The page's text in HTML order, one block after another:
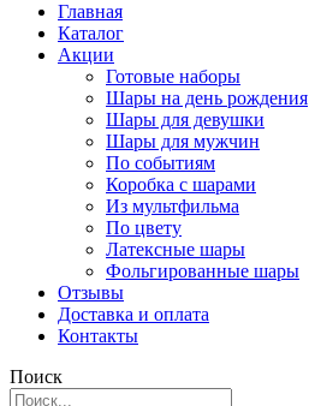
Главная
Каталог
Акции
Готовые наборы
Шары на день рождения
Шары для девушки
Шары для мужчин
По событиям
Коробка с шарами
Из мультфильма
По цвету
Латексные шары
Фольгированные шары
Отзывы
Доставка и оплата
Контакты
Поиск